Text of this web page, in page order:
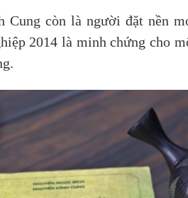
còn là người đặt nền
2014 là minh chứng cho